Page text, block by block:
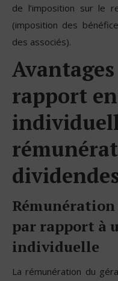
de l’imposition sur le
(imposition des
des associés).
rapport
par rapport à
individuelle
La rémunération du